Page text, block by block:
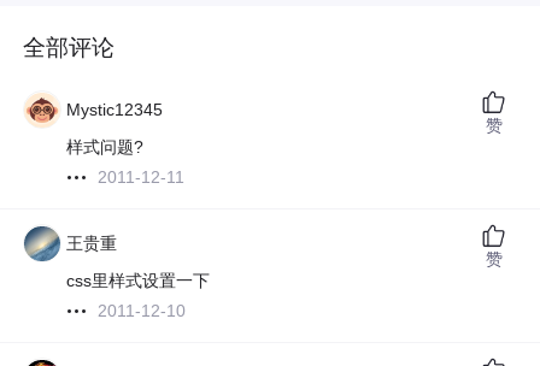
全部评论
Mystic12345
样式问题?
2011-12-11
赞
王贵重
css里样式设置一下
2011-12-10
赞